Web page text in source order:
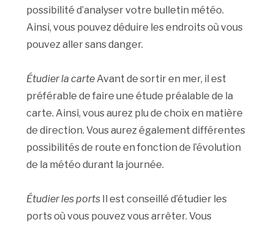
possibilité d’analyser votre bulletin météo.
Ainsi, vous pouvez déduire les endroits où vous
pouvez aller sans danger.
Étudier la carteAvant de sortir en mer, il est
préférable de faire une étude préalable de la
carte. Ainsi, vous aurez plu de choix en matière
de direction. Vous aurez également différentes
possibilités de route en fonction de l’évolution
de la météo durant la journée.
Étudier les ports
Il est conseillé d’étudier les
ports où vous pouvez vous arrêter. Vous